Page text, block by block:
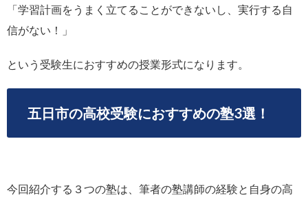
「学習計画をうまく立てることができないし、実行する自
信がない！」
という受験生におすすめの授業形式になります。
五日市の高校受験におすすめの塾3選！
今回紹介する３つの塾は、筆者の塾講師の経験と自身の高